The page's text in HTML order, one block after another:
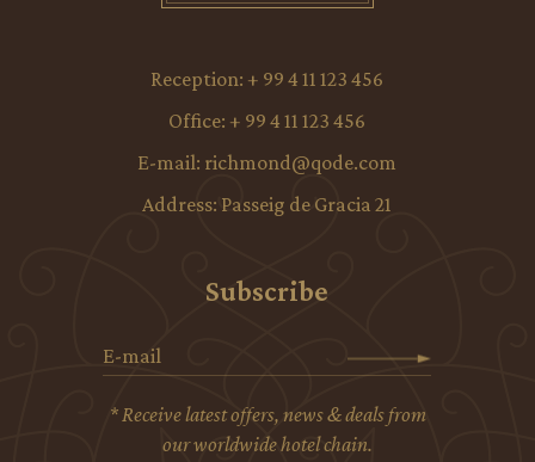
Reception: + 99 4 11 123 456
Office: + 99 4 11 123 456
E-mail: richmond@qode.com
Address: Passeig de Gracia 21
Subscribe
* Receive latest offers, news & deals from
our worldwide hotel chain.